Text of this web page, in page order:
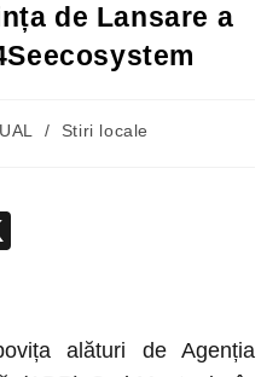
de Lansare a
/ Stiri locale
alături de Agenția